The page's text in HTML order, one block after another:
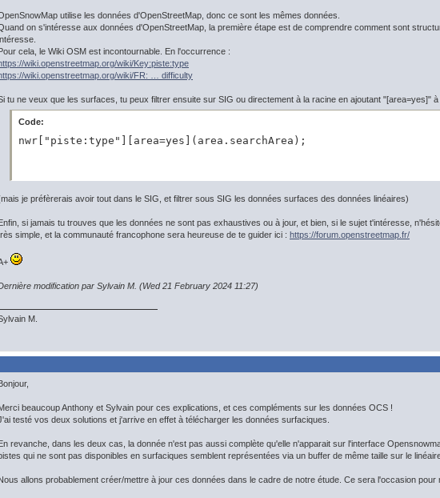
utilise les données d'OpenStreetMap, donc ce sont les mêmes données.
on s'intéresse aux données d'OpenStreetMap, la première étape est de comprendre comment sont
cela, le Wiki OSM est incontournable. En l'occurrence :
wiki.openstreetmap.org/wiki/Key:piste:type
wiki.openstreetmap.org/wiki/FR: … difficulty
tu ne veux que les surfaces, tu peux filtrer ensuite sur SIG ou directement à la racine en ajoutant "[area=yes]"
Code:
nwr["piste:type"][area=yes](area.searchArea);
je préfèrerais avoir tout dans le SIG, et filtrer sous SIG les données surfaces des données linéaires)
si jamais tu trouves que les données ne sont pas exhaustives ou à jour, et bien, si le sujet t'intéresse,
simple, et la communauté francophone sera heureuse de te guider ici : https://forum.openstreetmap.fr/
modification par Sylvain M. (Wed 21 February 2024 11:27)
M.
beaucoup Anthony et Sylvain pour ces explications, et ces compléments sur les données OCS !
testé vos deux solutions et j'arrive en effet à télécharger les données surfaciques.
revanche, dans les deux cas, la donnée n'est pas aussi complète qu'elle n'apparait sur l'interface
qui ne sont pas disponibles en surfaciques semblent représentées via un buffer de même taille sur le
allons probablement créer/mettre à jour ces données dans le cadre de notre étude. Ce sera l'occasion